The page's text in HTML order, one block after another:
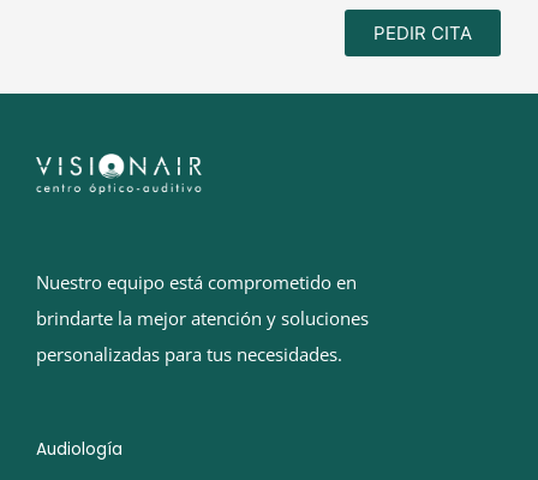
PEDIR CITA
Nuestro equipo está comprometido en
brindarte la mejor atención y soluciones
personalizadas para tus necesidades.
Audiología